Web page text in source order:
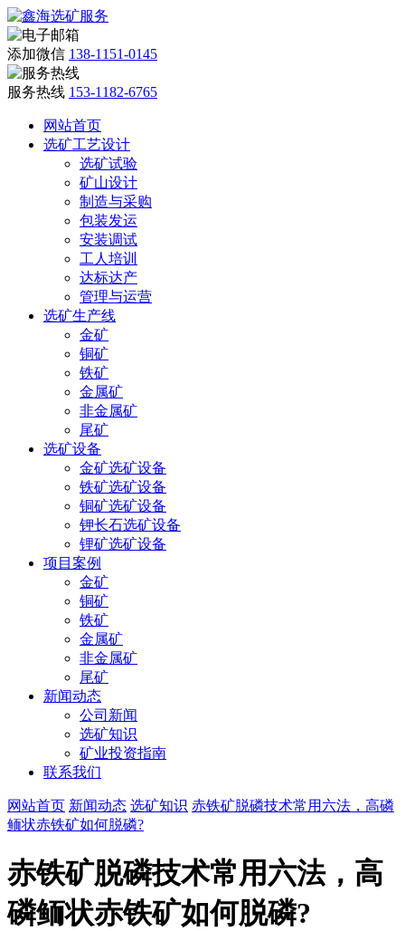
添加微信 138-1151-0145
服务热线 153-1182-6765
网站首页
选矿工艺设计
选矿试验
矿山设计
制造与采购
包装发运
安装调试
工人培训
达标达产
管理与运营
选矿生产线
金矿
铜矿
铁矿
金属矿
非金属矿
尾矿
选矿设备
金矿选矿设备
铁矿选矿设备
铜矿选矿设备
钾长石选矿设备
锂矿选矿设备
项目案例
金矿
铜矿
铁矿
金属矿
非金属矿
尾矿
新闻动态
公司新闻
选矿知识
矿业投资指南
联系我们
网站首页 新闻动态 选矿知识 赤铁矿脱磷技术常用六法，高磷
鲕状赤铁矿如何脱磷?
赤铁矿脱磷技术常用六法，高
磷鲕状赤铁矿如何脱磷?